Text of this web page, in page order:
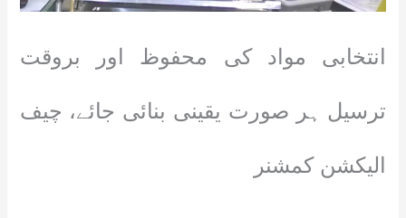
انتخابی مواد کی محفوظ اور بروقت
ترسیل ہر صورت یقینی بنائی جائے، چیف
الیکشن کمشنر